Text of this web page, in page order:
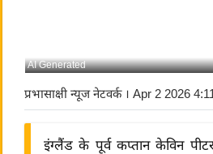
AI Generated
प्रभासाक्षी न्यूज नेटवर्क। Apr 2 2026
इंग्लैंड के पूर्व कप्तान केविन